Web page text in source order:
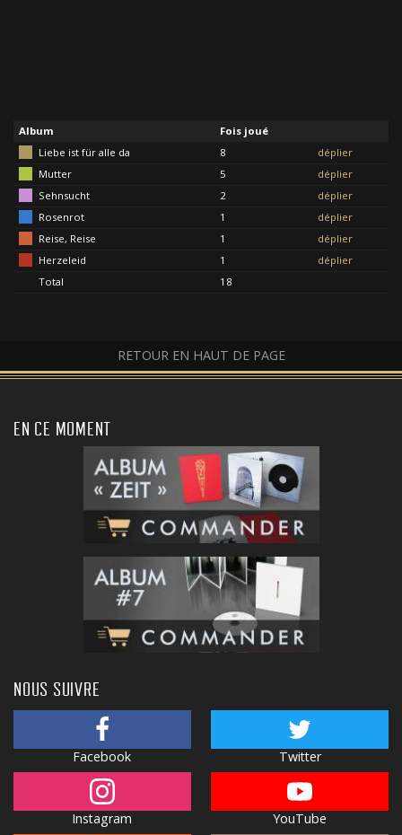
Album
Fois joué
Liebe ist für alle da
8
déplier
Mutter
5
déplier
Sehnsucht
2
déplier
Rosenrot
1
déplier
Reise, Reise
1
déplier
Herzeleid
1
déplier
Total
18
RETOUR EN HAUT DE PAGE
EN CE MOMENT
NOUS SUIVRE
Facebook Twitter
Instagram YouTube